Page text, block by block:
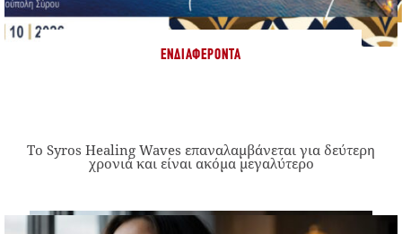
ΕΝΔΙΑΦΈΡΟΝΤΑ
Το Syros Healing Waves επαναλαμβάνεται για δεύτερη
χρονιά και είναι ακόμα μεγαλύτερο